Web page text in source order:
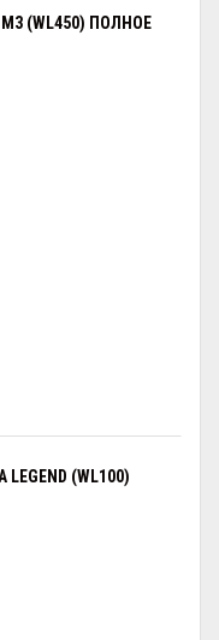
(WL450) ПОЛНОЕ
(WL100)